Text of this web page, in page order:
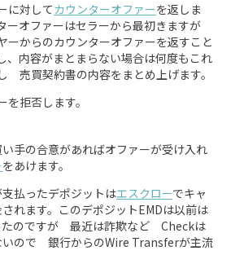
に対してカウンターオファーを返しま
ーオファーはセラーから最初きますが
ーからのカウンターオファーを返すこと
、内容がまとまらない場合は何度もこれ
売買契約書の内容をまとめ上げます。
を拒否します。
手の合意があればオファーが受け入れ
をあけます。
払ったデポジットはエスクローでキャ
れます。このデポジットEMDは以前は
たのですが 最近は詐欺など Checkは
いので 銀行からのWire Transferが主流